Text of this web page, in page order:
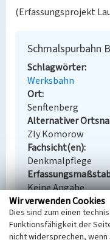
(Erfassungsprojekt
Schmalspurbahn
Schlagwörter
Werksbahn
Ort
Senftenberg
Alternativer
Zly Komorow
Fachsicht(en)
Denkmalpflege
Keine Angabe
Erfassungsmethode
Übernahme aus
Wir verwenden Cookies
Dies sind zum einen
Funktionsfähigkeit der
nicht widersprechen,